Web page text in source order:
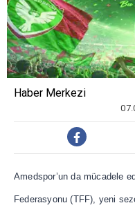
Haber Merkezi
Amedspor’un da mücadele
Federasyonu (TFF), yeni